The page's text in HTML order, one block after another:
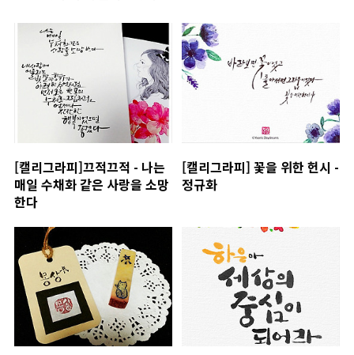
[캘리그라피]끄적끄적 - 나는
매일 수채화 같은 사랑을 소망
한다
[캘리그라피] 꽃을 위한 헌시 -
정규화